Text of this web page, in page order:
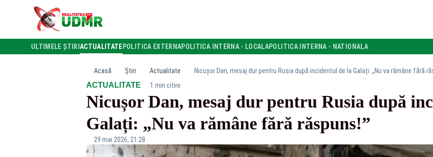
ULTIMELE ȘTIRI ACTUALITATE POLITICA EXTERNAPOLITICA INTERNA - LOCALAPOLITICA INTERNA - NATIONALA
Acasă Știri Actualitate Nicușor Dan, mesaj dur pentru Rusia după incidentul de la Galați: „Nu va rămâne fără
ACTUALITATE· 1 min citire
Nicușor Dan, mesaj dur pentru Rusia după
Galați: „Nu va rămâne fără răspuns!”
29 mai 2026, 21:28